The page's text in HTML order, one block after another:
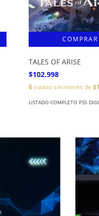
TALES OF ARISE
$102.998
6cuotas sin interés de
LISTADO COMPLETO PS5